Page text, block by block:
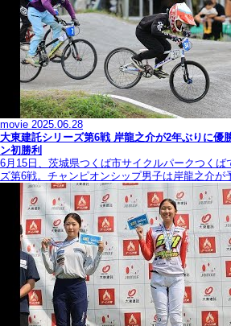
movie 2025.06.28
大東建託シリーズ第6戦 岸龍之介が2年ぶりに優
ン初勝利
6月15日、茨城県つくば市サイクルパークつくば
ズ第6戦。チャンピオンシップ男子は岸龍之介が